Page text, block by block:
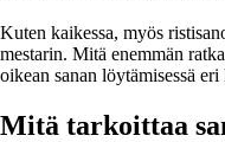
Kuten kaikessa, myös
mestarin. Mitä enemmän
oikean sanan löytämisessä
Mitä tarkoittaa